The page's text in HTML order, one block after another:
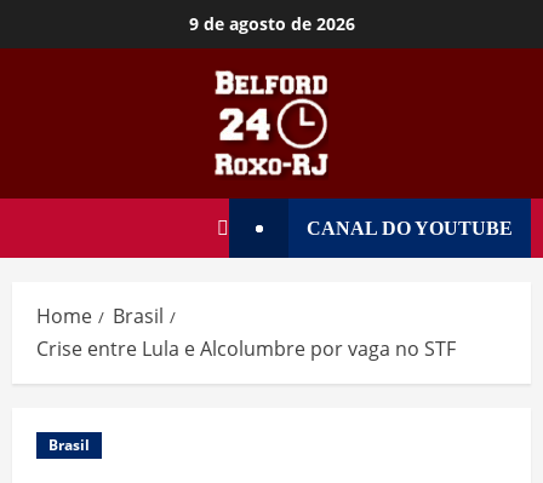
9 de agosto de 2026
CANAL DO YOUTUBE
Home
Brasil
Crise entre Lula e Alcolumbre por vaga no STF
Brasil